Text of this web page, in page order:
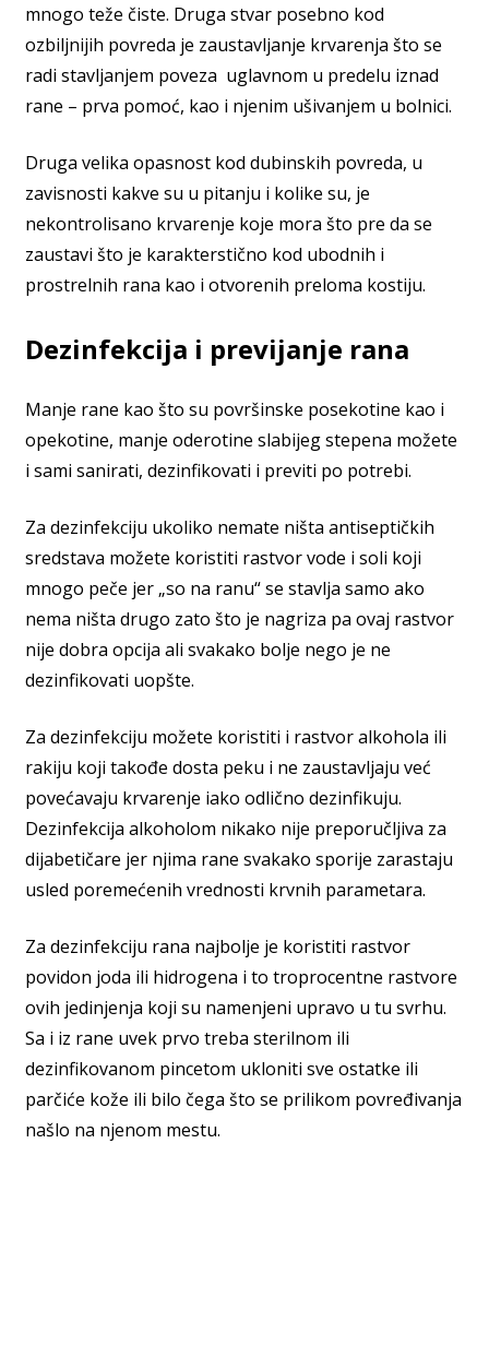
mnogo teže čiste. Druga stvar posebno kod
ozbiljnijih povreda je zaustavljanje krvarenja što se
radi stavljanjem poveza uglavnom u predelu iznad
rane – prva pomoć, kao i njenim ušivanjem u bolnici.
Druga velika opasnost kod dubinskih povreda, u
zavisnosti kakve su u pitanju i kolike su, je
nekontrolisano krvarenje koje mora što pre da se
zaustavi što je karakterstično kod ubodnih i
prostrelnih rana kao i otvorenih preloma kostiju.
Dezinfekcija i previjanje rana
Manje rane kao što su površinske posekotine kao i
opekotine, manje oderotine slabijeg stepena možete
i sami sanirati, dezinfikovati i previti po potrebi.
Za dezinfekciju ukoliko nemate ništa antiseptičkih
sredstava možete koristiti rastvor vode i soli koji
mnogo peče jer „so na ranu“ se stavlja samo ako
nema ništa drugo zato što je nagriza pa ovaj rastvor
nije dobra opcija ali svakako bolje nego je ne
dezinfikovati uopšte.
Za dezinfekciju možete koristiti i rastvor alkohola ili
rakiju koji takođe dosta peku i ne zaustavljaju već
povećavaju krvarenje iako odlično dezinfikuju.
Dezinfekcija alkoholom nikako nije preporučljiva za
dijabetičare jer njima rane svakako sporije zarastaju
usled poremećenih vrednosti krvnih parametara.
Za dezinfekciju rana najbolje je koristiti rastvor
povidon joda ili hidrogena i to troprocentne rastvore
ovih jedinjenja koji su namenjeni upravo u tu svrhu.
Sa i iz rane uvek prvo treba sterilnom ili
dezinfikovanom pincetom ukloniti sve ostatke ili
parčiće kože ili bilo čega što se prilikom povređivanja
našlo na njenom mestu.